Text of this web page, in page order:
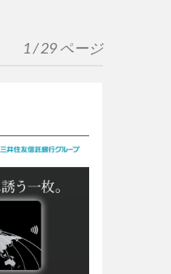
1 / 29 ページ